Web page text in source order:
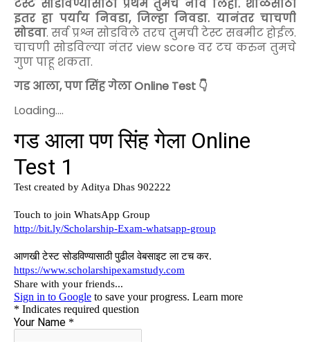
टेस्ट सोडविण्यासाठी प्रथम तुमचे नाव लिहा. शाळेसाठी
इतर हा पर्याय निवडा, जिल्हा निवडा. यानंतर चाचणी
सोडवा. सर्व प्रश्न सोडविले तरच तुमची टेस्ट सबमीट होईल.
चाचणी सोडविल्या नंतर view score वर टच करुन तुमचे
गुण पाहू शकता.
गड आला, पण सिंह गेलाOnline Test 👇
Loading....